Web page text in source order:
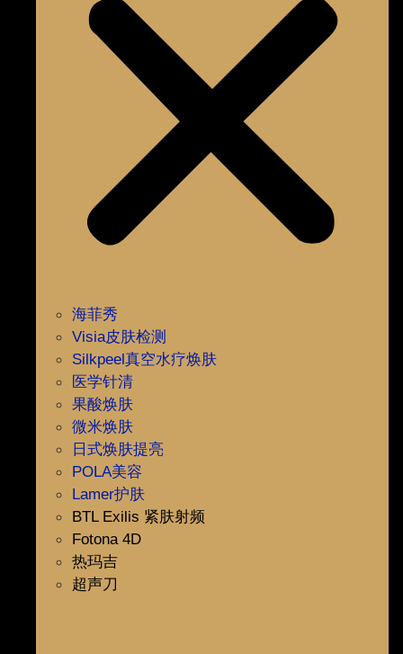
海菲秀
Visia皮肤检测
Silkpeel真空水疗焕肤
医学针清
果酸焕肤
微米焕肤
日式焕肤提亮
POLA美容
Lamer护肤
BTL Exilis 紧肤射频
Fotona 4D
热玛吉
超声刀